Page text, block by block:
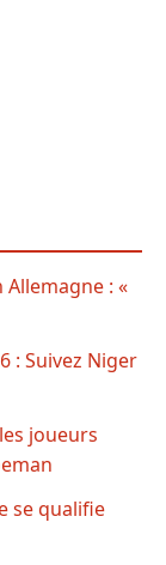
: «
: Suivez Niger
joueurs
se qualifie